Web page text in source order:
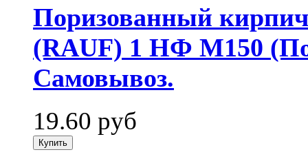
Поризованный
(RAUF) 1 НФ М150
Самовывоз.
19.60 руб